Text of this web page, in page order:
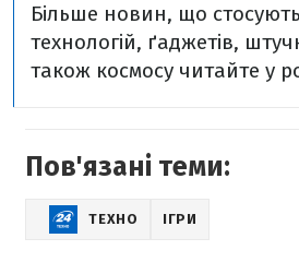
Більше новин, що
технологій, ґаджетів,
також космосу читайте у
Пов'язані теми:
ТЕХНО ІГРИ